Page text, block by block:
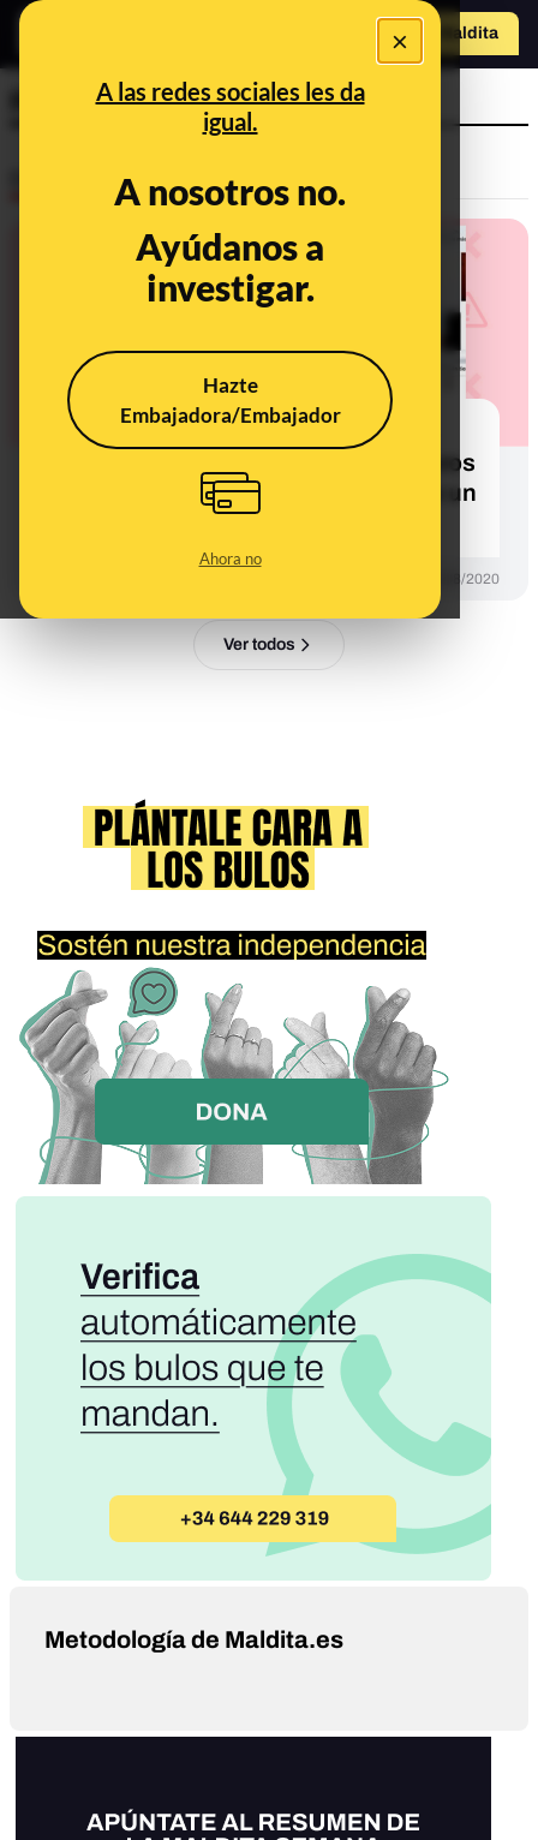
×
A las redes sociales les da
igual.
A nosotros no.
Ayúdanos a
investigar.
Hazte
Embajadora/Embajador
Ahora no
Hazte Maldita
Reloj Irene Montero
No, Irene Montero no lleva un reloj
Rolex valorado en más de 7.000 euros
en la entrevista de Diez Minutos, es un
Swatch de 110 euros
25/08/2020
Ver todos
Metodología de Maldita.es